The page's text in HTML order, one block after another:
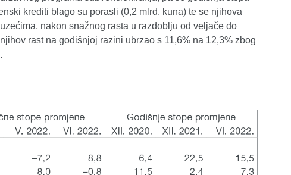
krediti blago su porasli (0,2 mlrd. kuna) te se njihova
nakon snažnog rasta u razdoblju od veljače do
rast na godišnjoj razini ubrzao s 11,6% na 12,3% zbog